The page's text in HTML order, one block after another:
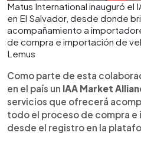
Matus International inauguró el
en El Salvador, desde donde
acompañamiento a
de compra e importación de
Lemus
Como parte de esta
en el país un IAA Market
servicios que ofrecerá
todo el proceso de compra
desde el registro en la